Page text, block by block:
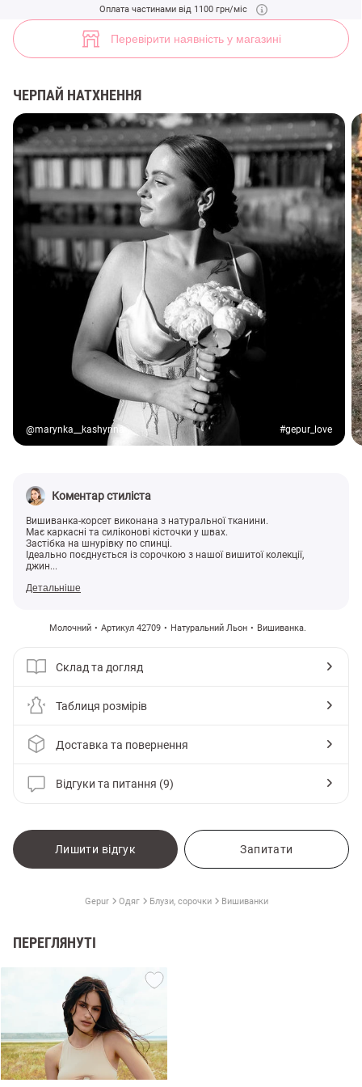
Оплата частинами від 1100 грн/міс
Перевірити наявність у магазині
ЧЕРПАЙ НАТХНЕННЯ
@marynka__kashyrina #gepur_love
Коментар стиліста
Вишиванка-корсет виконана з натуральної тканини.
Має каркасні та силіконові кісточки у швах.
Застібка на шнурівку по спинці.
Ідеально поєднується із сорочкою з нашої вишитої колекції,
джин...
Детальніше
Молочний Артикул 42709 Натуральний Льон Вишиванка.
Склад та догляд
Таблиця розмірів
Доставка та повернення
Відгуки та питання (9)
Лишити відгук Запитати
Gepur Одяг Блузи, сорочки Вишиванки
ПЕРЕГЛЯНУТІ
Молочна вишиванка-корсет зі шнурівкою (арт. 42709) ♡ інтернет-